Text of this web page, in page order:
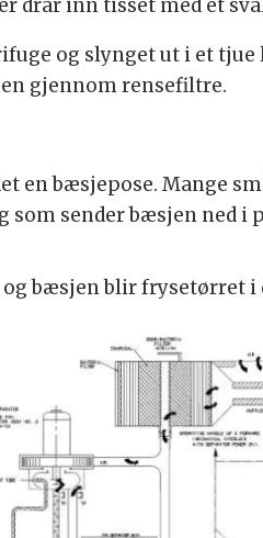
drar inn tisset med et
og slynget ut i et tjue
gjennom rensefiltre.
en bæsjepose. Mange
som sender bæsjen ned i
bæsjen blir frysetørret